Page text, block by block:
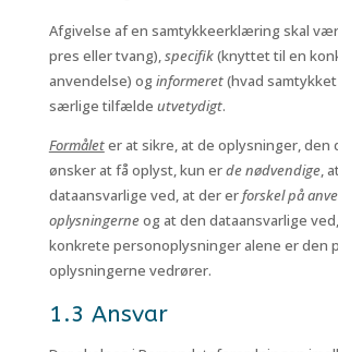
Afgivelse af en samtykkeerklæring skal
pres eller tvang),specifik(knyttet til en
anvendelse) oginformeret(hvad
særlige tilfælde utvetydigt.
Formåleter at sikre, at de oplysninger, den
ønsker at få oplyst, kun erde nødvendige,
dataansvarlige ved, at der erforskel på
oplysningerneog at den dataansvarlige
konkrete personoplysninger alene er den
oplysningerne vedrører.
1.3 Ansvar